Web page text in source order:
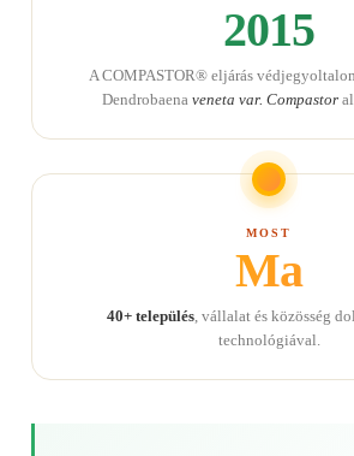
2015
A COMPASTOR® eljárás
Dendrobaena veneta var. Compastor
MOST
Ma
40+ település, vállalat és közösség
technológiával.